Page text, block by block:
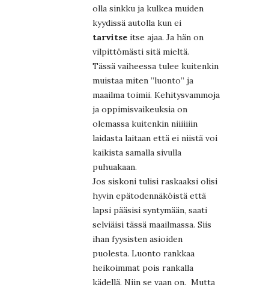
olla sinkku ja kulkea muiden
kyydissä autolla kun ei
tarvitse itse ajaa. Ja hän on
vilpittömästi sitä mieltä.
Tässä vaiheessa tulee kuitenkin
muistaa miten ”luonto” ja
maailma toimii. Kehitysvammoja
ja oppimisvaikeuksia on
olemassa kuitenkin niiiiiiin
laidasta laitaan että ei niistä voi
kaikista samalla sivulla
puhuakaan.
Jos siskoni tulisi raskaaksi olisi
hyvin epätodennäköistä että
lapsi pääsisi syntymään, saati
selviäisi tässä maailmassa. Siis
ihan fyysisten asioiden
puolesta. Luonto rankkaa
heikoimmat pois rankalla
kädellä. Niin se vaan on. Mutta